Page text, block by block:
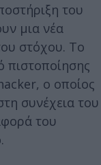
του
μια νέα
στόχου. Το
ο οποίος
συνέχεια του
του